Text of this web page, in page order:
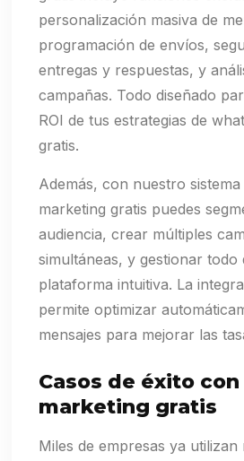
personalización masiva de
programación de envíos,
entregas y respuestas, y
campañas. Todo diseñado
ROI de tus estrategias de
gratis.
Además, con nuestro
marketing gratis puedes
audiencia, crear múltiples
simultáneas, y gestionar todo
plataforma intuitiva. La
permite optimizar
mensajes para mejorar las
Casos de éxito
marketing gratis
Miles de empresas ya